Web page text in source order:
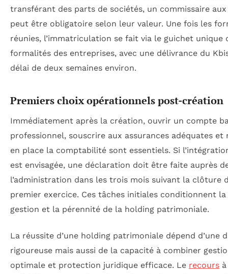
transférant des parts de sociétés, un commissaire
peut être obligatoire selon leur valeur. Une fois les
réunies, l’immatriculation se fait via le guichet unique
formalités des entreprises, avec une délivrance du
délai de deux semaines environ.
Premiers choix opérationnels post-création
Immédiatement après la création, ouvrir un compte
professionnel, souscrire aux assurances adéquates et
en place la comptabilité sont essentiels. Si
est envisagée, une déclaration doit être faite auprès
l’administration dans les trois mois suivant la clôture
premier exercice. Ces tâches initiales conditionnent la
gestion et la pérennité de la holding patrimoniale.
La réussite d’une holding patrimoniale dépend d’une
rigoureuse mais aussi de la capacité à combiner
optimale et protection juridique efficace. Le recours